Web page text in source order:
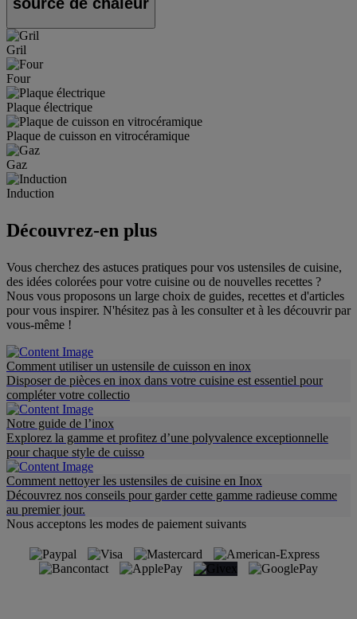
Gril
Four
Plaque électrique
Plaque de cuisson en vitrocéramique
Gaz
Induction
Découvrez-en plus
Vous cherchez des astuces pratiques pour vos ustensiles de cuisine,
des idées colorées pour votre cuisine ou de nouvelles recettes ?
Nous vous proposons un large choix de guides, recettes et d'articles
pour vous inspirer. N'hésitez pas à les consulter et à les découvrir par
vous-même !
Comment utiliser un ustensile de cuisson en inox
Disposer de pièces en inox dans votre cuisine est essentiel pour
compléter votre collectio
Notre guide de l’inox
Explorez la gamme et profitez d’une polyvalence exceptionnelle
pour chaque style de cuisso
Comment nettoyer les ustensiles de cuisine en Inox
Découvrez nos conseils pour garder cette gamme radieuse comme
au premier jour.
Nous acceptons les modes de paiement suivants